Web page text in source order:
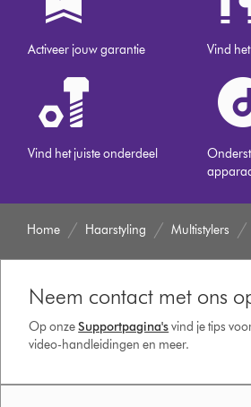
Activeer jouw garantie Vind
Vind het juiste onderdeel
Home Haarstyling Multistylers
Neem contact met ons
Op onzeSupportpagina'svind je tips
video-handleidingen en meer.